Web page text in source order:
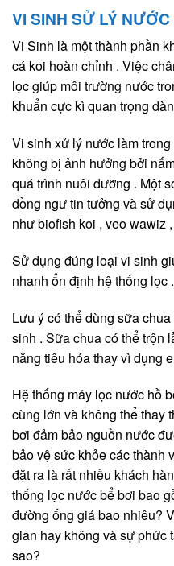
VI SINH SỬ LÝ NƯỚC
Vi Sinh là một thành phần
cá koi hoàn chỉnh . Việc
lọc giúp môi trường nước
khuẩn cực kì quan trọng
Vi sinh xử lý nước làm
không bị ảnh hưởng bởi
quá trình nuôi dưỡng . Một
đồng ngư tin tưởng và sử
như biofish koi , veo wawiz
Sử dụng đúng loại vi sinh
nhanh ổn định hệ thống lọc .
Lưu ý có thể dùng sữa
sinh . Sữa chua có thể trộn
năng tiêu hóa thay vì dụng
Hệ thống máy lọc nước hồ
cùng lớn và không thể thay
bơi đảm bảo nguồn nước
bảo vệ sức khỏe các thành
đặt ra là rất nhiều khách
thống lọc nước bể bơi bao
đường ống giá bao nhiêu?
gian hay không và sự phức
sao?